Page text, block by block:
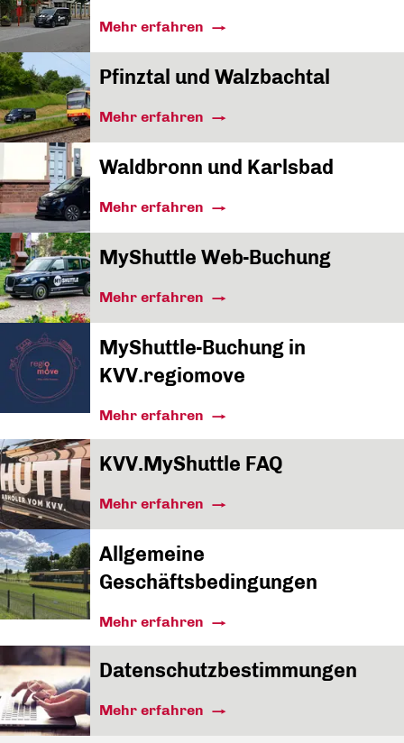
Mehr erfahren
Pfinztal und Walzbachtal
Mehr erfahren
Waldbronn und Karlsbad
Mehr erfahren
MyShuttle Web-Buchung
Mehr erfahren
MyShuttle-Buchung in
KVV.regiomove
Mehr erfahren
KVV.MyShuttle FAQ
Mehr erfahren
Allgemeine
Geschäftsbedingungen
Mehr erfahren
Datenschutzbestimmungen
Mehr erfahren